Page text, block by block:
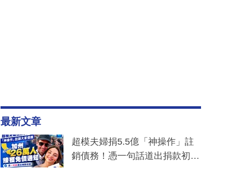
最新文章
超模夫婦捐5.5億「神操作」註
銷債務！憑一句話道出捐款初